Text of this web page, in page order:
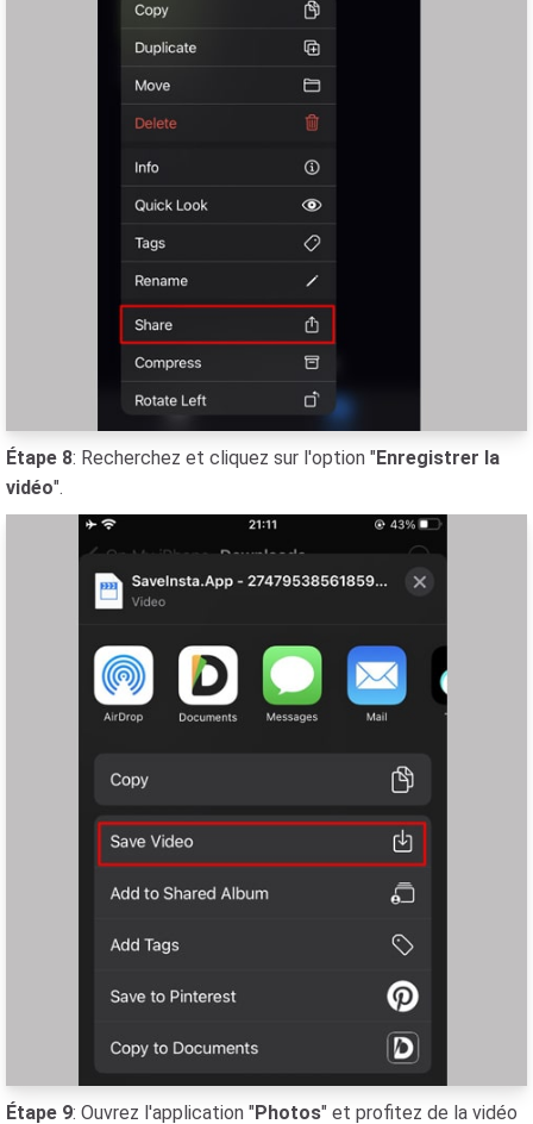
Étape 8: Recherchez et cliquez sur l'option "Enregistrer la
vidéo".
Étape 9: Ouvrez l'application "Photos" et profitez de la vidéo